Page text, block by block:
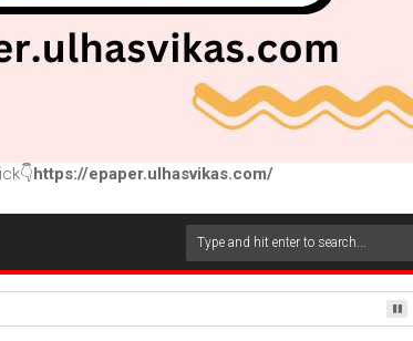
https://epaper.ulhasvikas.com/